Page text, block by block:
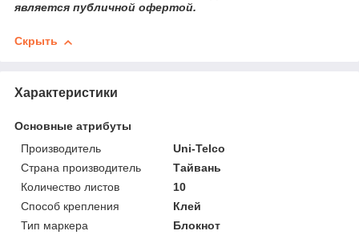
является публичной офертой.
Скрыть
Характеристики
Основные атрибуты
Производитель
Uni-Telco
Страна производитель
Тайвань
Количество листов
10
Способ крепления
Клей
Тип маркера
Блокнот